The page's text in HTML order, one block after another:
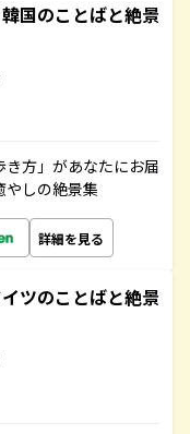
国のことばと絶景
方」があなたにお届
やしの絶景集
詳細を見る
ツのことばと絶景